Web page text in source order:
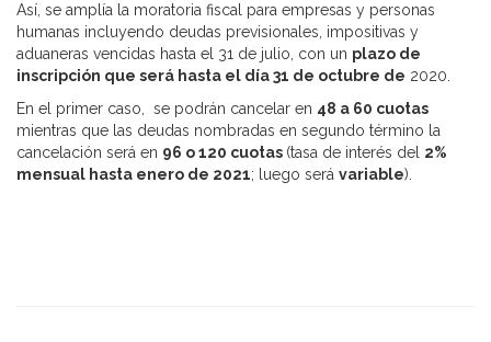
Así, se amplía la moratoria fiscal para empresas y personas
humanas incluyendo deudas previsionales, impositivas y
aduaneras vencidas hasta el 31 de julio, con un plazo de
inscripción que será hasta el día 31 de octubre de 2020.
En el primer caso, se podrán cancelar en 48 a 60 cuotas
mientras que las deudas nombradas en segundo término la
cancelación será en 96 o 120 cuotas (tasa de interés del 2%
mensual hasta enero de 2021; luego será variable).